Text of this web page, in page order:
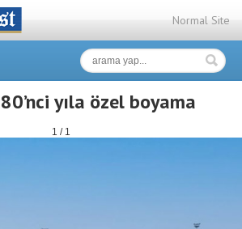
Normal Site
yıla özel boyama
1 / 1